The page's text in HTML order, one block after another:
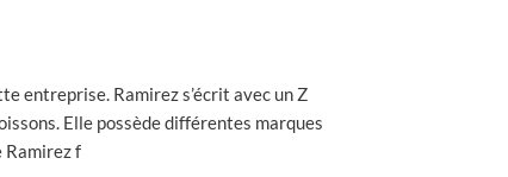
entreprise. Ramirez s’écrit avec un Z
Elle possède différentes marques
Ramirez f